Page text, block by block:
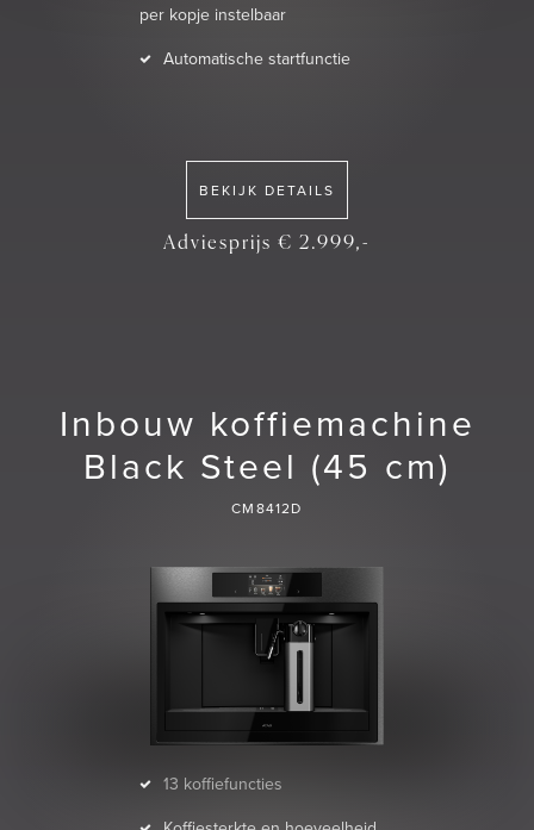
per kopje instelbaar
Automatische startfunctie
BEKIJK DETAILS
Adviesprijs € 2.999,-
Inbouw koffiemachine
Black Steel (45 cm)
CM8412D
13 koffiefuncties